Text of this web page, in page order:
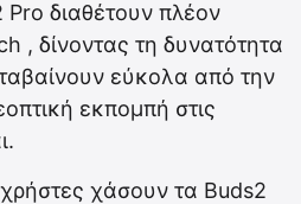
διαθέτουν πλέον
, δίνοντας τη δυνατότητα
εύκολα από την
εκπομπή στις
χάσουν τα Buds2